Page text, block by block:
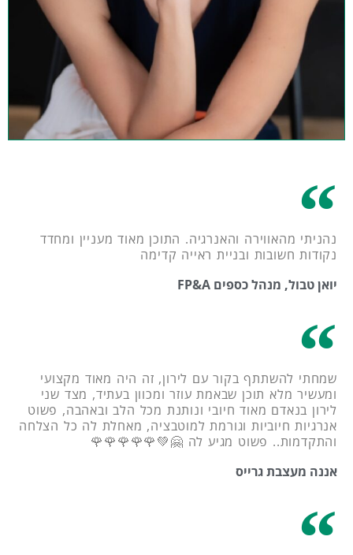
נהניתי מהאווירה והאנרגיה. התוכן מאוד מעניין ומחדד
נקודות חשובות ובניית ראייה קדימה
יואן טבול, מנהל כספים FP&A
שמחתי להשתתף בקור עם לירון, זה היה מאוד מקצועי
ומעשיר מלא תוכן שבאמת עוזר ומכוון בעתיד, מצד שני
לירון בנאדם מאוד חיובי ונותנת מכל הלב ובאהבה, פשוט
אנרגיות חיוביות וגורמת למוטבציה, מאחלת לה כל הצלחה
והתקדמות.. פשוט מגיע לה 🤗💚🌹🌹🌹🌹🌹
אננה מעצבת גרייס